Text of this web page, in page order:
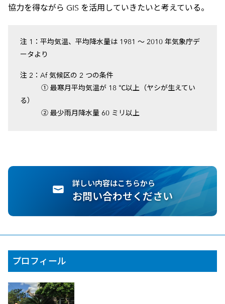
協力を得ながら GIS を活用していきたいと考えている。
注 1：平均気温、平均降水量は 1981 ～ 2010 年気象庁デ
ータより
注 2：Af 気候区の 2 つの条件
① 最寒月平均気温が 18 ℃以上（ヤシが生えてい
る）
② 最少雨月降水量 60 ミリ以上
詳しい内容はこちらから
お問い合わせください
プロフィール